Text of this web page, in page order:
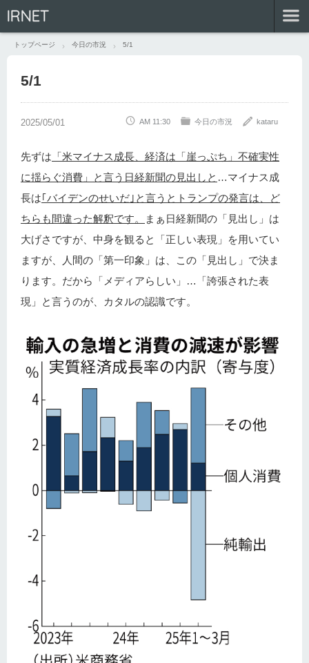
IRNET
トップページ 今日の市況 5/1
5/1
AM 11:30 今日の市況 kataru
先ずは 「米マイナス成長、経済は「崖っぷち」不確実性
に揺らぐ消費」と言う日経新聞の見出しと …マイナス成
長は｢バイデンのせいだ｣と言うとトランプの発言は、ど
ちらも間違った解釈です。
まぁ日経新聞の「見出し」は
大げさですが、中身を観ると「正しい表現」を用いてい
ますが、人間の「第一印象」は、この「見出し」で決ま
ります。だから「メディアらしい」…「誇張された表
現」と言うのが、カタルの認識です。